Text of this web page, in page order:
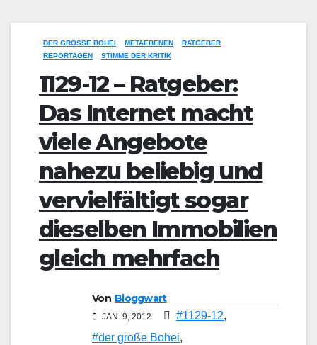
DER GROSSE BOHEI METAEBENEN
RATGEBER
REPORTAGEN
STIMME DER KRITIK
1129-12 – Ratgeber:
Das Internet macht
viele Angebote
nahezu beliebig und
vervielfältigt sogar
dieselben Immobilien
gleich mehrfach
Von Bloggwart
JAN. 9, 2012 #1129-12,
#der große Bohei,